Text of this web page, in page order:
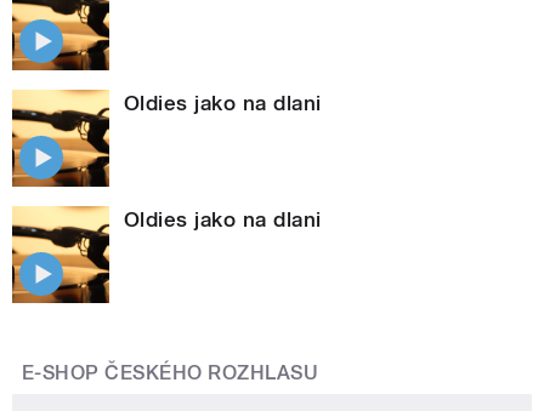
Oldies jako na dlani
Oldies jako na dlani
E-SHOP ČESKÉHO ROZHLASU